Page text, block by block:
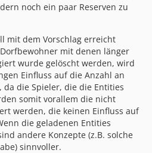
noch ein paar Reserven zu
mit dem Vorschlag erreicht
mit denen länger
wurde gelöscht werden, wird
Einfluss auf die Anzahl an
die Spieler, die die Entities
somit vorallem die nicht
werden, die keinen Einfluss auf
die geladenen Entities
andere Konzepte (z.B. solche
sinnvoller.